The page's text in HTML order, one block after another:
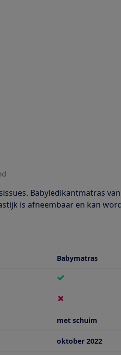
Babyledikantmatras
is afneembaar en kan
voor Baby- of peutermatras
Babymatras
voor Tijk wasbaar op 60 °C
Afneembare topper
met schuim
oktober 2022